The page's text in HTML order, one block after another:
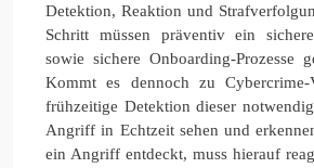
Detektion, Reaktion und
Schritt müssen präventiv ein
sowie sichere Onboarding-Prozesse
Kommt es dennoch zu
frühzeitige Detektion dieser
Angriff in Echtzeit sehen und
ein Angriff entdeckt, muss hierauf